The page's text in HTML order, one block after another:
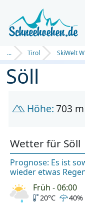
... Tirol SkiWelt
Söll
Höhe:703 m
Wetter für Söll
Prognose: Es ist
wieder etwas
Früh - 06:00
20°C 40%